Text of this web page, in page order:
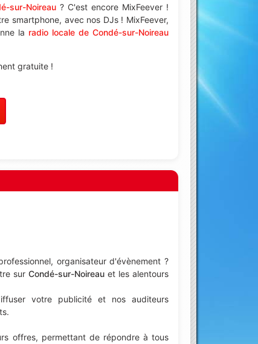
sur-Noireau ? C'est encore MixFeever !
smartphone, avec nos DJs ! MixFeever,
la radio locale de Condé-sur-Noireau
gratuite !
organisateur d'évènement ?
surCondé-sur-Noireau et les alentours
votre publicité et nos auditeurs
offres, permettant de répondre à tous